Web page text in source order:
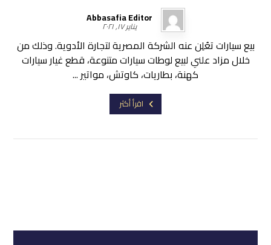
Abbasafia Editor
يناير ١٧, ٢٠٢١
بيع سيارات تعُلِن عنه الشركة المصرية لتجارة الأدوية. وذلك من
خلال مزاد علني لبيع لوطات سيارات متنوعة، قطع غيار سيارات
كهنة، بطاريات، كاوتش، مواتير ...
اقرأ أكثر